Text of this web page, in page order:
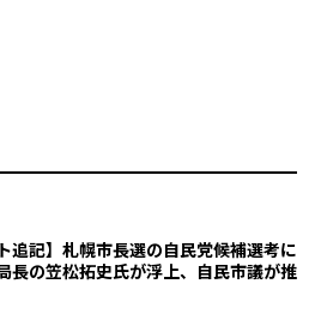
追記】札幌市長選の自民党候補選考に
長の笠松拓史氏が浮上、自民市議が推